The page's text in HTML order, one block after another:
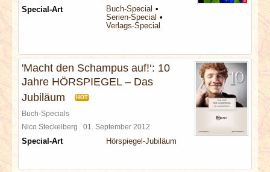
Special-Art
Buch-Special
Serien-Special
Verlags-Special
'Macht den Schampus auf!‘: 10
Jahre HÖRSPIEGEL – Das
Jubiläum
HOT
Buch-Specials
Nico Steckelberg 01. September 2012
Special-Art Hörspiegel-Jubiläum